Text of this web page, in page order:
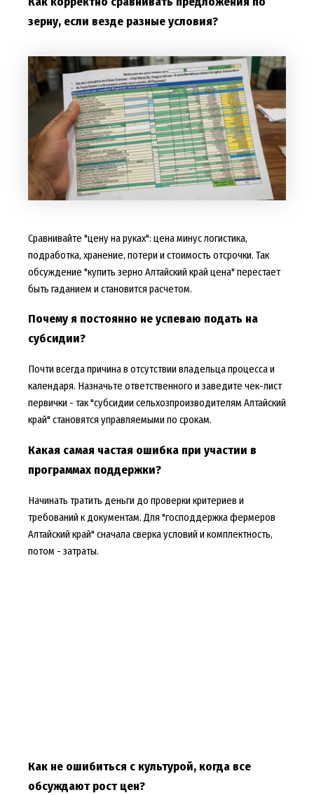
зерну, если везде разные условия?
Сравнивайте "цену на руках": цена минус логистика,
подработка, хранение, потери и стоимость отсрочки. Так
обсуждение "купить зерно Алтайский край цена" перестает
быть гаданием и становится расчетом.
Почему я постоянно не успеваю подать на
субсидии?
Почти всегда причина в отсутствии владельца процесса и
календаря. Назначьте ответственного и заведите чек-лист
первички - так "субсидии сельхозпроизводителям Алтайский
край" становятся управляемыми по срокам.
Какая самая частая ошибка при участии в
программах поддержки?
Начинать тратить деньги до проверки критериев и
требований к документам. Для "господдержка фермеров
Алтайский край" сначала сверка условий и комплектность,
потом - затраты.
Как не ошибиться с культурой, когда все
обсуждают рост цен?